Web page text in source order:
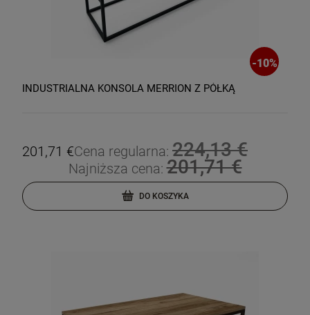
-10%
INDUSTRIALNA KONSOLA MERRION Z PÓŁKĄ
201,71 €Cena regularna: 224,13 €
Najniższa cena:201,71 €
DO KOSZYKA